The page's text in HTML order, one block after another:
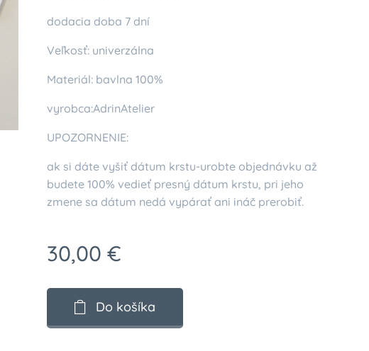
dodacia doba 7 dní
Veľkosť: univerzálna
Materiál: bavlna 100%
vyrobca:AdrinAtelier
UPOZORNENIE:
ak si dáte vyšiť dátum krstu-urobte objednávku až
budete 100% vedieť presný dátum krstu, pri jeho
zmene sa dátum nedá vypárať ani ináč prerobiť.
30,00 €
Do košíka